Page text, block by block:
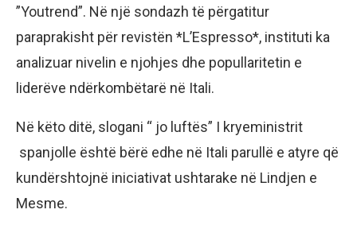
”Youtrend”. Në një sondazh të përgatitur
paraprakisht për revistën *L’Espresso*, instituti ka
analizuar nivelin e njohjes dhe popullaritetin e
liderëve ndërkombëtarë në Itali.
Në këto ditë, slogani “ jo luftës” I kryeministrit
spanjolle është bërë edhe në Itali parullë e atyre që
kundërshtojnë iniciativat ushtarake në Lindjen e
Mesme.